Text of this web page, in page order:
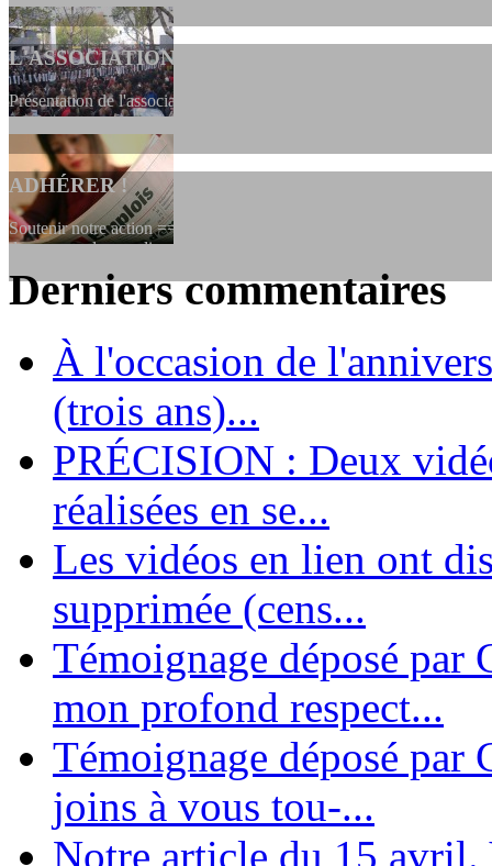
L'ASSOCIATION
Présentation de l'association et de sa charte qui encadre nos actions
ADHÉRER !
Soutenir notre action ==> Si vous souhaitez adhérer à
dessous, en le remplissant et en...
En 2004, une dizaine de personnes contribuèrent au lancement de
dernières années. L'aventure se pou...
Derniers commentaires
À l'occasion de
(trois ans)...
PRÉCISION : Deux
réalisées en se...
Les vidéos en lien ont
supprimée (cens...
Témoignage déposé par
mon profond respect...
Témoignage déposé par
joins à vous tou-...
Notre article du 15 avril.